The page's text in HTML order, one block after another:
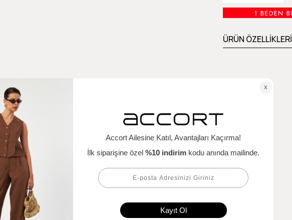
ÜRÜN ÖZELLİKLERİ